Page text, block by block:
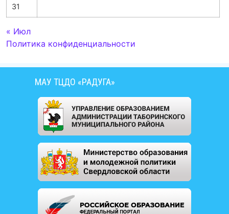
31
« Июл
Политика конфиденциальности
МАУ ТЦДО «РАДУГА»